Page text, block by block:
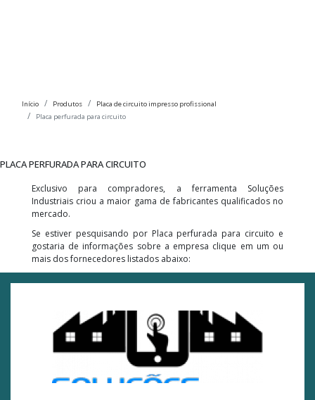
Início Produtos
Placa de circuito impresso profissional
Placa perfurada para circuito
PLACA PERFURADA PARA CIRCUITO
Exclusivo para compradores, a ferramenta Soluções
Industriais criou a maior gama de fabricantes qualificados no
mercado.
Se estiver pesquisando por Placa perfurada para circuito e
gostaria de informações sobre a empresa clique em um ou
mais dos fornecedores listados abaixo: